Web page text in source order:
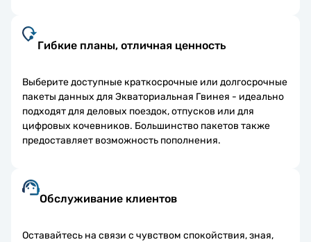
Гибкие планы, отличная ценность
Выберите доступные краткосрочные или долгосрочные
пакеты данных для Экваториальная Гвинея - идеально
подходят для деловых поездок, отпусков или для
цифровых кочевников. Большинство пакетов также
предоставляет возможность пополнения.
Обслуживание клиентов
Оставайтесь на связи с чувством спокойствия, зная,